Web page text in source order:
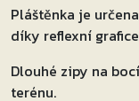
Pláštěnka je
díky reflexní
Dlouhé zipy na
terénu.